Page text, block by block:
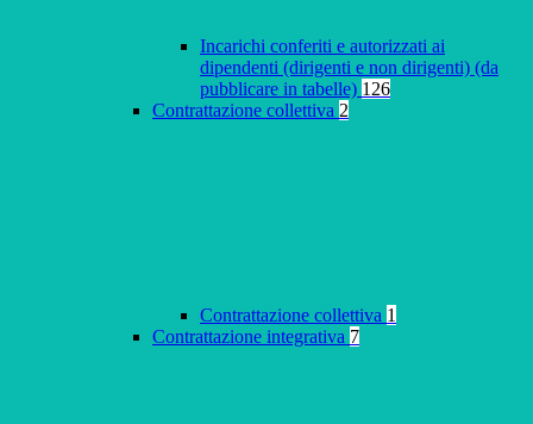
Incarichi conferiti e autorizzati ai
dipendenti (dirigenti e non dirigenti) (da
pubblicare in tabelle) 126
Contrattazione collettiva 2
Contrattazione collettiva 1
Contrattazione integrativa 7